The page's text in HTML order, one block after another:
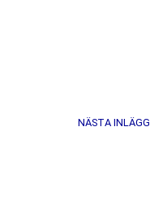
NÄSTA INLÄGG